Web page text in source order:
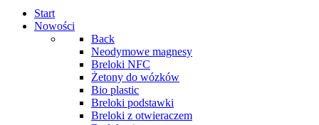
Start
Nowości
Back
Neodymowe magnesy
Breloki NFC
Żetony do wózków
Bio plastic
Breloki podstawki
Breloki z otwieraczem